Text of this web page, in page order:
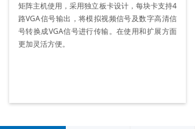
矩阵主机使用，采用独立板卡设计，每块卡支持4
路VGA信号输出，将模拟视频信号及数字高清信
号转换成VGA信号进行传输。在使用和扩展方面
更加灵活方便。